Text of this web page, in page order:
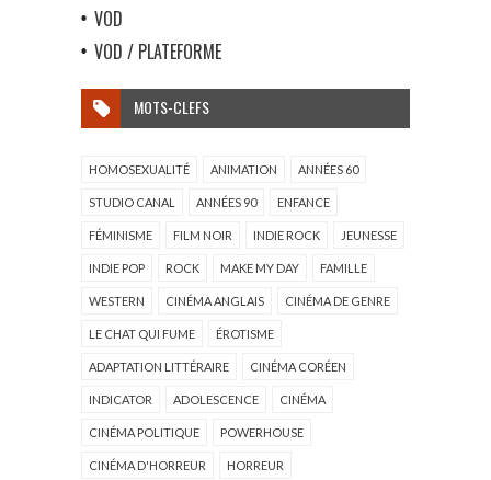
VOD
VOD / PLATEFORME
MOTS-CLEFS
HOMOSEXUALITÉ ANIMATION ANNÉES 60
STUDIO CANAL ANNÉES 90 ENFANCE
FÉMINISME FILM NOIR INDIE ROCK JEUNESSE
INDIE POP ROCK MAKE MY DAY FAMILLE
WESTERN CINÉMA ANGLAIS CINÉMA DE GENRE
LE CHAT QUI FUME ÉROTISME
ADAPTATION LITTÉRAIRE CINÉMA CORÉEN
INDICATOR ADOLESCENCE CINÉMA
CINÉMA POLITIQUE POWERHOUSE
CINÉMA D'HORREUR HORREUR